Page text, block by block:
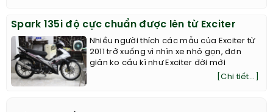
Spark 135i độ cực chuẩn được lên từ Exciter
Nhiều người thích các mẫu của Exciter từ
2011 trở xuống vì nhìn xe nhỏ gọn, đơn
giản ko cầu kì như Exciter đời mới
[Chi tiết...]